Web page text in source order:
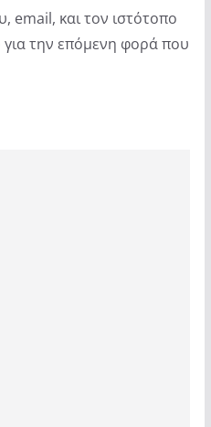
email, και τον ιστότοπο
την επόμενη φορά που